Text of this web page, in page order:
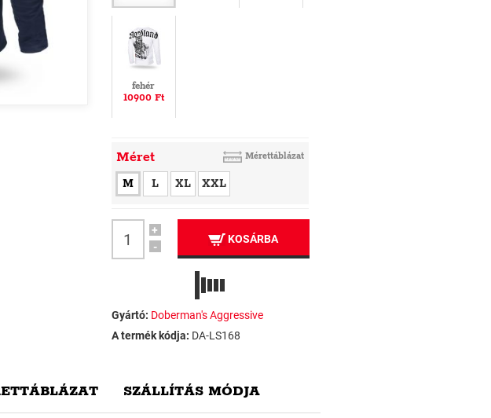
fehér
10900 Ft
Méret Mérettáblázat
M L XL XXL
+
-
KOSÁRBA
Gyártó: Doberman's Aggressive
A termék kódja: DA-LS168
SZÁLLÍTÁS MÓDJA